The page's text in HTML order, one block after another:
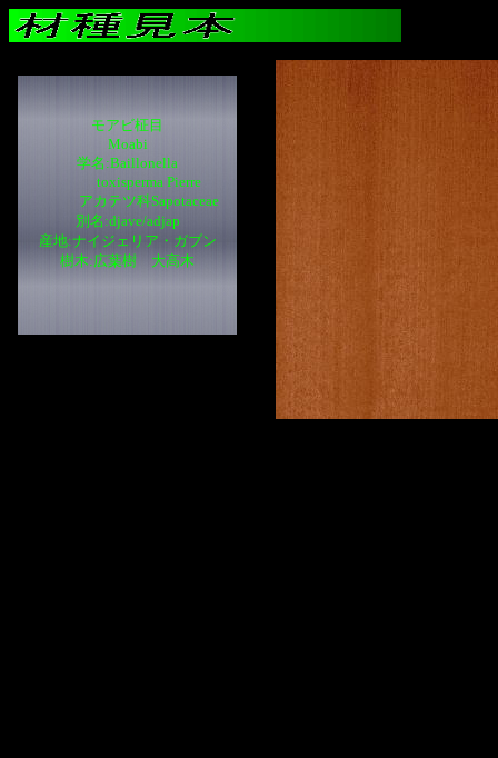
モアビ柾目
Moabi
学名:Baillonella
toxisperma Pierre
アカテツ科Sapotaceae
別名:djave/adjap
産地:ナイジェリア・ガブン
樹木:広葉樹 大高木